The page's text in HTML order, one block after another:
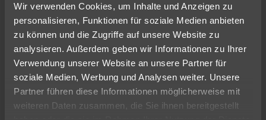
Wir verwenden Cookies, um Inhalte und Anzeigen zu
personalisieren, Funktionen für soziale Medien anbieten
zu können und die Zugriffe auf unsere Website zu
analysieren. Außerdem geben wir Informationen zu Ihrer
Verwendung unserer Website an unsere Partner für
soziale Medien, Werbung und Analysen weiter. Unsere
Partner führen diese Informationen möglicherweise mit
weiteren Daten zusammen, die Sie ihnen bereitgestellt
Ändere die Kriterien nach deinen Wünschen
Pauschal Nur Hotel
Abflughafen
Alle Abflughäfen